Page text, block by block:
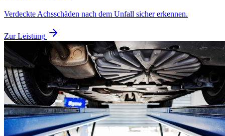
Verdeckte Achsschäden nach dem Unfall sicher erkennen.
Zur Leistung